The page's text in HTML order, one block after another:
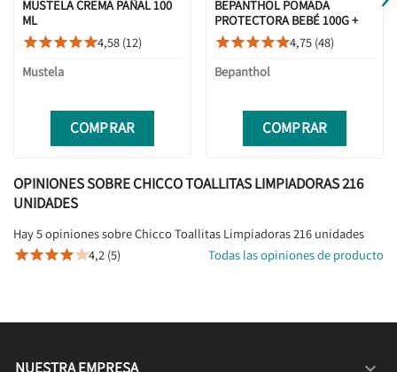
MUSTELA CREMA PAÑAL 100
ML
4,58 (12)
Mustela
COMPRAR
BEPANTHOL POMADA
PROTECTORA BEBÉ 100G +
REGALO 50G
4,75 (48)
Bepanthol
COMPRAR
OPINIONES SOBRE CHICCO TOALLITAS LIMPIADORAS 216
UNIDADES
Hay 5 opiniones sobre Chicco Toallitas Limpiadoras 216 unidades
4,2 (5) Todas las opiniones de producto
NUESTRA EMPRESA